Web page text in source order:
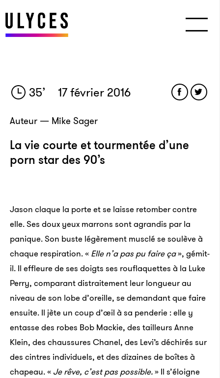
35’ 17 février 2016
Auteur — Mike Sager
La vie courte et tourmentée d’une
porn star des 90’s
Jason claque la porte et se laisse retomber contre
elle. Ses doux yeux marrons sont agrandis par la
panique. Son buste légèrement musclé se soulève à
chaque respiration. « Elle n’a pas pu faire ça», gémit-
il. Il effleure de ses doigts ses rouflaquettes à la Luke
Perry, comparant distraitement leur longueur au
niveau de son lobe d’oreille, se demandant que faire
ensuite. Il jète un coup d’œil à sa penderie : elle y
entasse des robes Bob Mackie, des tailleurs Anne
Klein, des chaussures Chanel, des Levi’s déchirés sur
des cintres individuels, et des dizaines de boîtes à
chapeau. « Je rêve, c’est pas possible.» Il s’éloigne